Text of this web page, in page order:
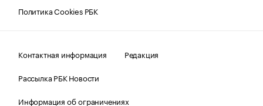
Политика Cookies РБК
Контактная информация
Редакция
Рассылка РБК Новости
Информация об ограничениях